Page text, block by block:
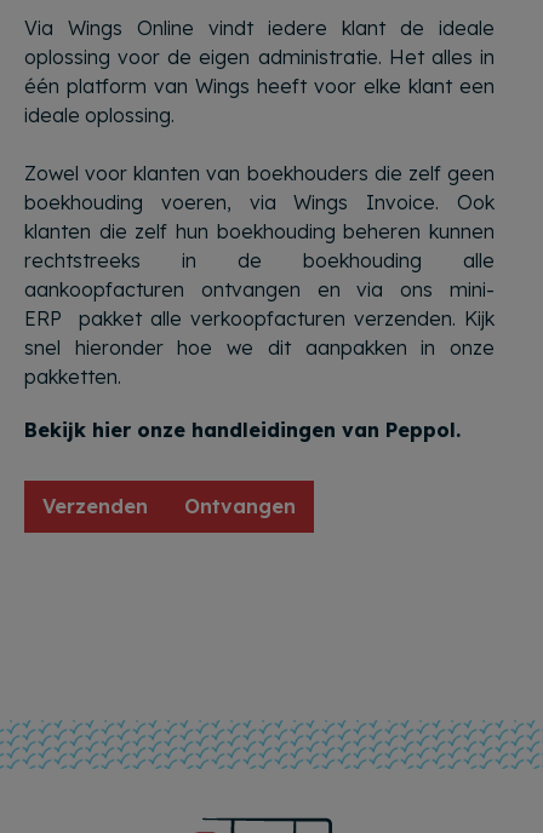
Via Wings Online vindt iedere klant de ideale
oplossing voor de eigen administratie. Het alles in
één platform van Wings heeft voor elke klant een
ideale oplossing.
Zowel voor klanten van boekhouders die zelf geen
boekhouding voeren, via Wings Invoice. Ook
klanten die zelf hun boekhouding beheren kunnen
rechtstreeks in de boekhouding alle
aankoopfacturen ontvangen en via ons mini-
ERP pakket alle verkoopfacturen verzenden. Kijk
snel hieronder hoe we dit aanpakken in onze
pakketten.
Bekijk hier onze handleidingen van Peppol.
Ontvangen
Verzenden